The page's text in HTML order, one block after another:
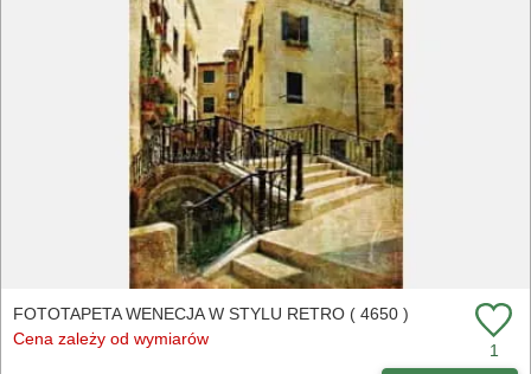
FOTOTAPETA WENECJA W STYLU RETRO ( 4650 )
Cena zależy od wymiarów
1